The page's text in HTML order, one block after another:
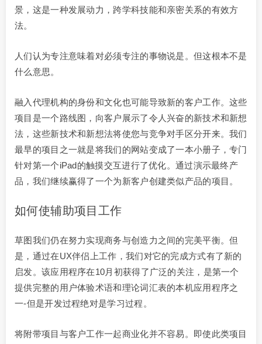
景，这是一种发展动力，跨学科技能和亲密关系的有效方
法。
人们认为专注意味着对必须专注的事物说是。但这根本不是
什么意思。
融入代理机构的身份和文化也可能导致新的客户工作。这些
项目是一个路线图，向客户展示了令人兴奋的新技术和新想
法，这些新技术和新想法将使您与竞争对手区分开来。我们
最早的项目之一就是将我们的网站变成了一本小册子，专门
针对第一个iPad的触摸交互进行了优化。通过演示最终产
品，我们继续赢得了一个为新客户创建类似产品的项目。
如何使辅助项目工作
草图我们仍在努力实现商务与创造力之间的完美平衡。但
是，通过在UX伴侣上工作，我们对它的完成方式有了新的
启发。该应用程序在10月初获得了广泛的关注，是第一个
提供完整的用户体验术语和理论词汇表的本机应用程序之
一-但是开发过程绝对是学习过程。
将附带项目与客户工作一起商业化并不容易。即使此类项目